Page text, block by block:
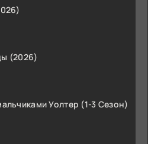
(2026)
Уолтер (1-3 Сезон)